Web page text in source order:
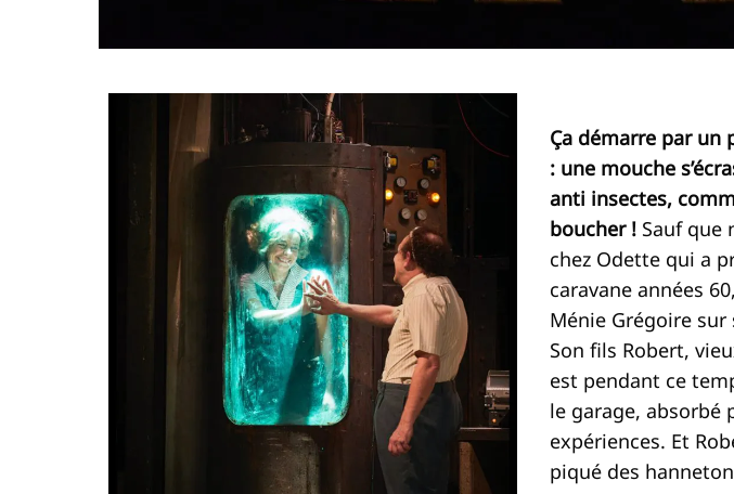
Ça démarre par
: une mouche
anti insectes,
boucher ! Sauf que
chez Odette qui a
caravane années
Ménie Grégoire
Son fils Robert,
est pendant ce
le garage, absorbé
expériences. Et
piqué des